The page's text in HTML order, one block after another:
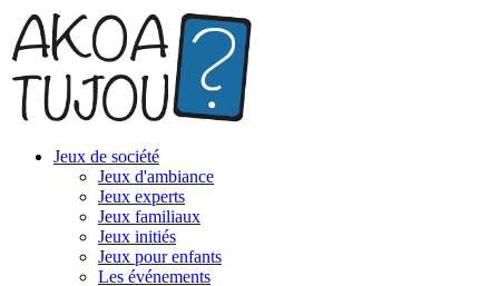
Jeux de société
Jeux d'ambiance
Jeux experts
Jeux familiaux
Jeux initiés
Jeux pour enfants
Les événements